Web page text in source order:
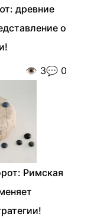
древние
о
👁️ 3💬 0
Римская